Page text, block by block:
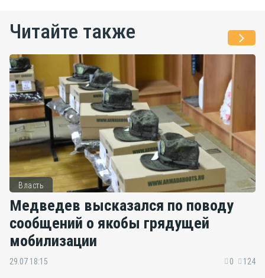
Читайте также
Власть
Медведев высказался по поводу
сообщений о якобы грядущей
мобилизации
29.07 18:15 0 124